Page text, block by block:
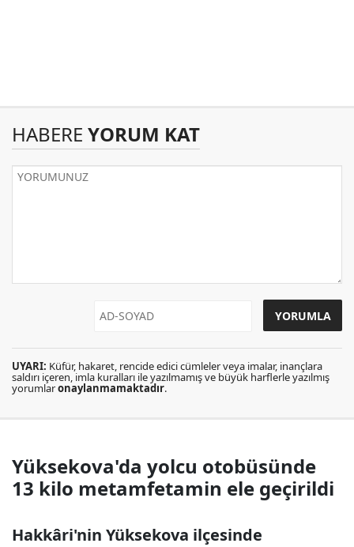
HABERE YORUM KAT
UYARI: Küfür, hakaret, rencide edici cümleler veya imalar, inançlara
saldırı içeren, imla kuralları ile yazılmamış ve büyük harflerle yazılmış
yorumlaronaylanmamaktadır.
Yüksekova'da yolcu otobüsünde
13 kilo metamfetamin ele geçirildi
Hakkâri'nin Yüksekova ilçesinde